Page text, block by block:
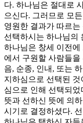
다. 하나님은 절대로
으신다. 그러므로 모
영원한 결과가 따르는
선택하시는 하나님의
하나님은 창세 이전
에서 구원할 사람들
음, 순종, 인내, 또는
지하심으로 선택된
심으로 인해 선택되
뜻과 선하신 뜻에 의
시기로 결정하셨다.